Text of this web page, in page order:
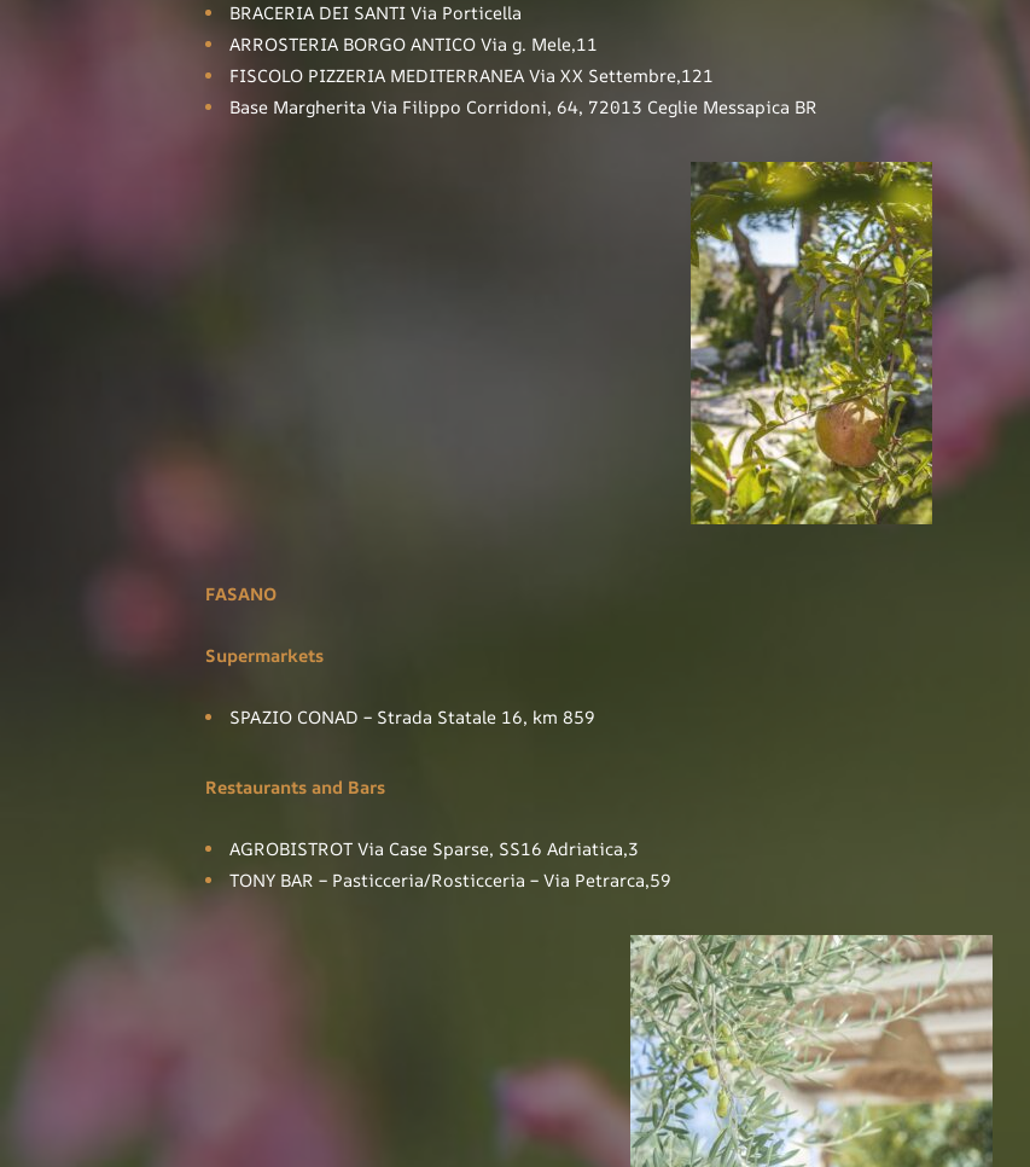
BRACERIA DEI SANTI Via Porticella
ARROSTERIA BORGO ANTICO Via g. Mele,11
FISCOLO PIZZERIA MEDITERRANEA Via XX Settembre,121
Base Margherita Via Filippo Corridoni, 64, 72013 Ceglie Messapica BR
FASANO
Supermarkets
SPAZIO CONAD – Strada Statale 16, km 859
Restaurants and Bars
AGROBISTROT Via Case Sparse, SS16 Adriatica,3
TONY BAR – Pasticceria/Rosticceria – Via Petrarca,59